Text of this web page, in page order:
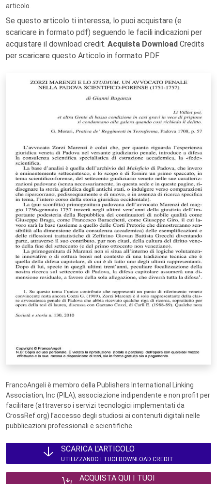
articolo.
Se questo articolo ti interessa, lo puoi acquistare (e
scaricare in formato pdf) seguendo le facili indicazioni per
acquistare il download credit. Acquista Download Credits
per scaricare questo Articolo in formato PDF
FrancoAngeli è membro della Publishers International Linking
Association, Inc (PILA), associazione indipendente e non profit per
facilitare (attraverso i servizi tecnologici implementati da
CrossRef.org) l’accesso degli studiosi ai contenuti digitali nelle
pubblicazioni professionali e scientifiche.
SCARICA L'ARTICOLO
UTILIZZANDO I TUOI DOWNLOAD CREDIT
ACQUISTA QUI I TUOI